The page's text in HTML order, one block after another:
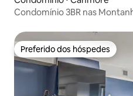
Condomínio 3BR nas
Preferido dos hóspedes
Preferido dos hóspedes